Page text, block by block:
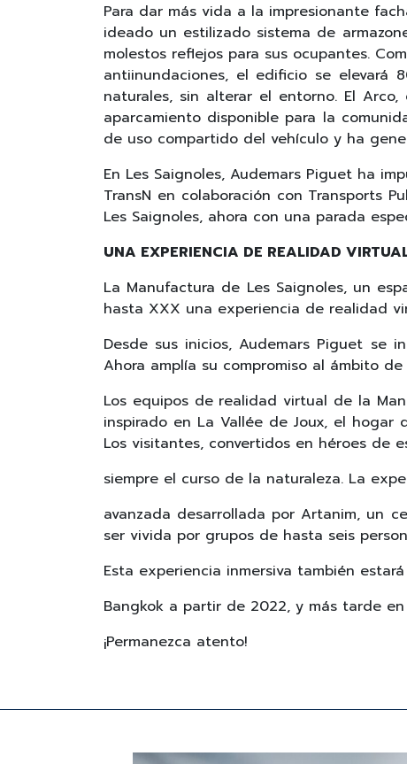
Para dar más vida a la impresionante
ideado un estilizado sistema de
molestos reflejos para sus ocupantes.
antiinundaciones, el edificio se
naturales, sin alterar el entorno. El
aparcamiento disponible para la
de uso compartido del vehículo y ha
En Les Saignoles, Audemars Piguet ha
TransN en colaboración con Transports
Les Saignoles, ahora con una parada
UNA EXPERIENCIA DE REALIDAD
La Manufactura de Les Saignoles, un
hasta XXX una experiencia de realidad
Desde sus inicios, Audemars Piguet se
Ahora amplía su compromiso al ámbito
Los equipos de realidad virtual de la
inspirado en La Vallée de Joux, el
Los visitantes, convertidos en héroes de
siempre el curso de la naturaleza. La
avanzada desarrollada por Artanim, un
ser vivida por grupos de hasta seis
Esta experiencia inmersiva también
Bangkok a partir de 2022, y más tarde
¡Permanezca atento!